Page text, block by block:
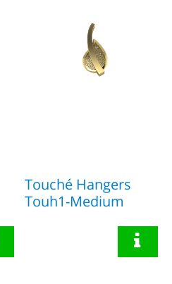
Touché Hangers
Touh1-Medium